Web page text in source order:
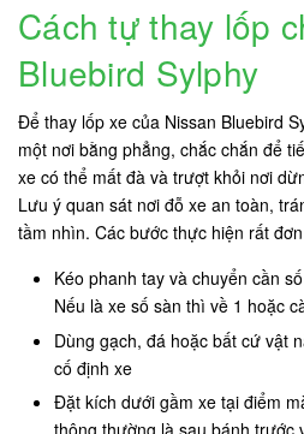
Cách tự thay lốp
Bluebird Sylphy
Để thay lốp xe của Nissan Bluebird
một nơi bằng phẳng, chắc chắn để
xe có thể mất đà và trượt khỏi nơi
Lưu ý quan sát nơi đỗ xe an toàn,
tầm nhìn. Các bước thực hiện rất
Kéo phanh tay và chuyển cần
Nếu là xe số sàn thì về 1 hoặc
Dùng gạch, đá hoặc bất cứ vật
cố định xe
Đặt kích dưới gầm xe tại điểm